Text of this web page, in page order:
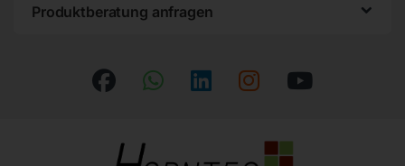
Produktberatung anfragen